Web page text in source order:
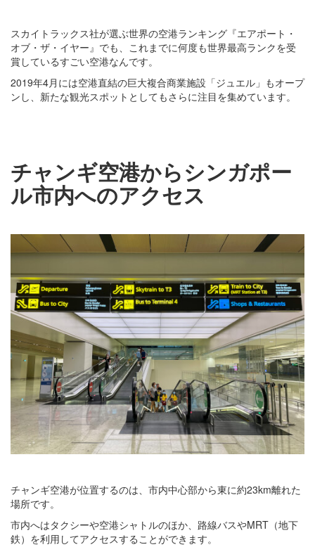
スカイトラックス社が選ぶ世界の空港ランキング『エアポート・
オブ・ザ・イヤー』でも、これまでに何度も世界最高ランクを受
賞しているすごい空港なんです。
2019年4月には空港直結の巨大複合商業施設「ジュエル」もオープ
ンし、新たな観光スポットとしてもさらに注目を集めています。
チャンギ空港からシンガポー
ル市内へのアクセス
チャンギ空港が位置するのは、市内中心部から東に約23km離れた
場所です。
市内へはタクシーや空港シャトルのほか、路線バスやMRT（地下
鉄）を利用してアクセスすることができます。